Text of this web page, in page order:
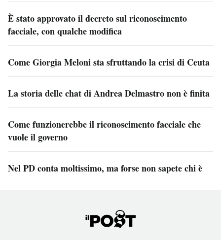
È stato approvato il decreto sul riconoscimento
facciale, con qualche modifica
Come Giorgia Meloni sta sfruttando la crisi di Ceuta
La storia delle chat di Andrea Delmastro non è finita
Come funzionerebbe il riconoscimento facciale che
vuole il governo
Nel PD conta moltissimo, ma forse non sapete chi è